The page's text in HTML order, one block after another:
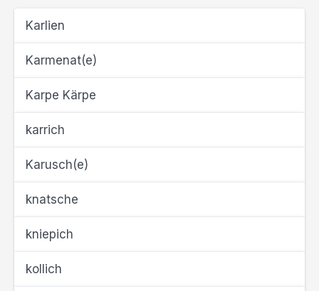
Karlien
Karmenat(e)
Karpe Kärpe
karrich
Karusch(e)
knatsche
kniepich
kollich